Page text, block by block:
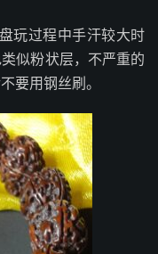
玩过程中手汗较大时
似粉状层，不严重的
要用钢丝刷。